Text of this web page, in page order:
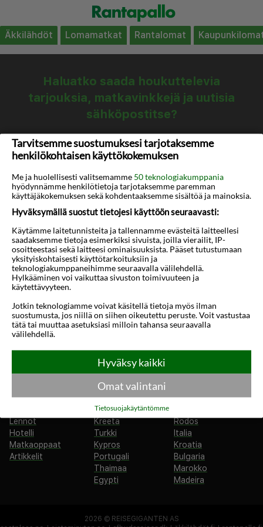
Äkkilähdöt Lomamatkat Rantalomat
Haluatko saada houkuttelevia
tarjouksia, matkavinkkejä ja uutisia
sähköpostitse?
rantapallo.fi
Tietoa meistä
Ota yhteyttä
Usein kysytyt kysymykset
Tietosuojakäytäntö
Olemme hakukone, emme matkatoimisto. Kaikki varaukset
tehdään sen matkanjärjestäjän kautta, jonka valitset
hakukoneidemme kautta.
Äkkilähdöt
Rantalomat
Lennot
Hotelli
Matkaoppaat
Artikkelit
Alle 18 vuotta
Espanja
Mallorca
Costa Brava
Costa Blanca
Costa del Sol
Kreeta
Rodos
Turkki
Italia
Kypros
Kroatia
Portugali
Bulgaria
Thaimaa
Marokko
Egypti
Madeira
2026 © REISEGIGANTEN AS
Tarvitsemme suostumuksesi tarjotaksemme
henkilökohtaisen käyttökokemuksen
Me ja huolellisesti valitsemamme 50 teknologiakumppania
hyödynnämme henkilötietoja tarjotaksemme paremman
käyttäjäkokemuksen sekä kohdentaaksemme sisältöä ja mainoksia.
Hyväksymällä suostut tietojesi käyttöön seuraavasti:
Käytämme laitetunnisteita ja tallennamme evästeitä laitteellesi
saadaksemme tietoja esimerkiksi sivuista, joilla vierailit, IP-
osoitteestasi sekä laitteesi ominaisuuksista. Pääset tutustumaan
yksityiskohtaisesti käyttötarkoituksiin ja
teknologiakumppaneihimme seuraavalla välilehdellä.
Hylkääminen voi vaikuttaa sivuston toimivuuteen ja
käytettävyyteen.
Jotkin teknologiamme voivat käsitellä tietoja myös ilman
suostumusta, jos niillä on siihen oikeutettu peruste. Voit vastustaa
tätä tai muuttaa asetuksiasi milloin tahansa seuraavalla
välilehdellä.
Hyväksy kaikki
Omat valintani
Tietosuojakäytäntömme